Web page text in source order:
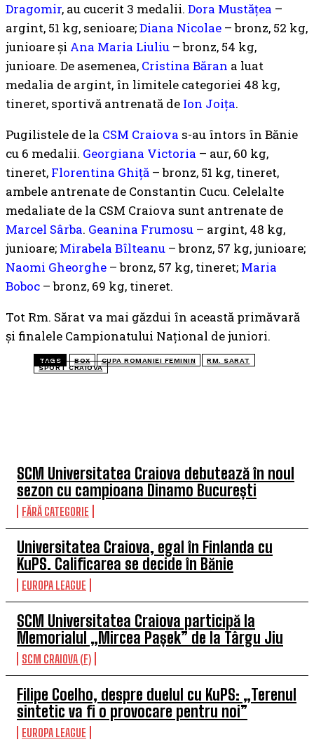
SCM Universitatea Craiova debutează în noul
sezon cu campioana Dinamo București
FĂRĂ CATEGORIE
Universitatea Craiova, egal în Finlanda cu
KuPS. Calificarea se decide în Bănie
EUROPA LEAGUE
SCM Universitatea Craiova participă la
Memorialul „Mircea Pașek” de la Târgu Jiu
SCM CRAIOVA (F)
Filipe Coelho, despre duelul cu KuPS: „Terenul
sintetic va fi o provocare pentru noi”
EUROPA LEAGUE
Dragomir, au cucerit 3 medalii. Dora Mustățea –
argint, 51 kg, senioare;Diana Nicolae – bronz, 52 kg,
junioare și Ana Maria Liuliu – bronz, 54 kg,
junioare. De asemenea, Cristina Băran a luat
medalia de argint, în limitele categoriei 48 kg,
tineret, sportivă antrenată de Ion Joița.
Pugilistele de la CSM Craiova s-au întors în Bănie
cu 6 medalii. Georgiana Victoria – aur, 60 kg,
tineret, Florentina Ghiță – bronz, 51 kg, tineret,
ambele antrenate de Constantin Cucu. Celelalte
medaliate de la CSM Craiova sunt antrenate de
Marcel Sârba. Geanina Frumosu – argint, 48 kg,
junioare; Mirabela Bîlteanu – bronz, 57 kg, junioare;
Naomi Gheorghe – bronz, 57 kg, tineret; Maria
Boboc – bronz, 69 kg, tineret.
Tot Rm. Sărat va mai găzdui în această primăvară
şi finalele Campionatului Naţional de juniori.
TAGS BOX CUPA ROMANIEI FEMININ
RM. SARAT
SPORT CRAIOVA